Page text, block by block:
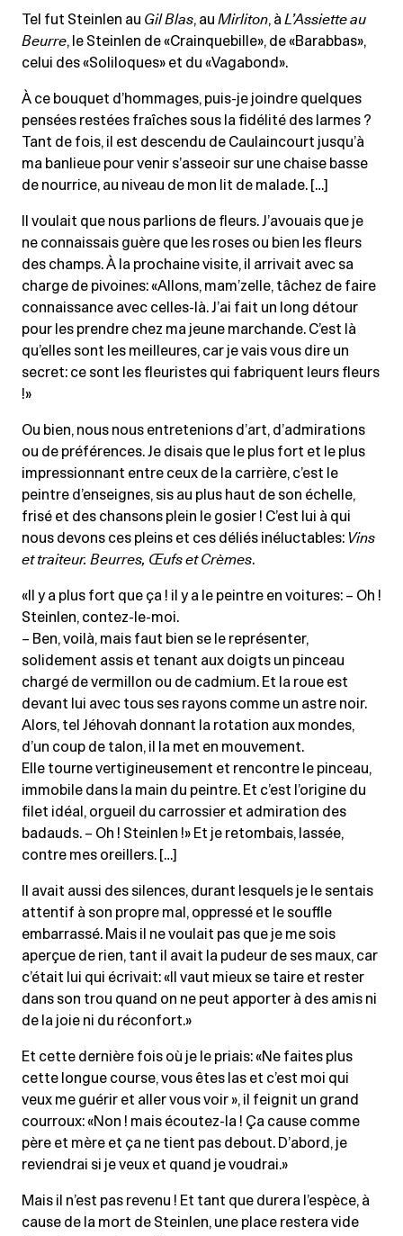
Tel fut Steinlen au Gil Blas, au Mirliton, àL’Assiette au
Beurre, le Steinlen de «Crainquebille», de «Barabbas»,
celui des «Soliloques» et du «Vagabond».
À ce bouquet d’hommages, puis-je joindre quelques
pensées restées fraîches sous la fidélité des larmes ?
Tant de fois, il est descendu de Caulaincourt jusqu’à
ma banlieue pour venir s’asseoir sur une chaise basse
de nourrice, au niveau de mon lit de malade. […]
Il voulait que nous parlions de fleurs. J’avouais que je
ne connaissais guère que les roses ou bien les fleurs
des champs. À la prochaine visite, il arrivait avec sa
charge de pivoines: «Allons, mam’zelle, tâchez de faire
connaissance avec celles-là. J’ai fait un long détour
pour les prendre chez ma jeune marchande. C’est là
qu’elles sont les meilleures, car je vais vous dire un
secret: ce sont les fleuristes qui fabriquent leurs fleurs
!»
Ou bien, nous nous entretenions d’art, d’admirations
ou de préférences. Je disais que le plus fort et le plus
impressionnant entre ceux de la carrière, c’est le
peintre d’enseignes, sis au plus haut de son échelle,
frisé et des chansons plein le gosier ! C’est lui à qui
nous devons ces pleins et ces déliés inéluctables: Vins
et traiteur. Beurres, Œufs et Crèmes.
«Il y a plus fort que ça ! il y a le peintre en voitures: – Oh !
Steinlen, contez-le-moi.
– Ben, voilà, mais faut bien se le représenter,
solidement assis et tenant aux doigts un pinceau
chargé de vermillon ou de cadmium. Et la roue est
devant lui avec tous ses rayons comme un astre noir.
Alors, tel Jéhovah donnant la rotation aux mondes,
d’un coup de talon, il la met en mouvement.
Elle tourne vertigineusement et rencontre le pinceau,
immobile dans la main du peintre. Et c’est l’origine du
filet idéal, orgueil du carrossier et admiration des
badauds. – Oh ! Steinlen !» Et je retombais, lassée,
contre mes oreillers. […]
Il avait aussi des silences, durant lesquels je le sentais
attentif à son propre mal, oppressé et le souffle
embarrassé. Mais il ne voulait pas que je me sois
aperçue de rien, tant il avait la pudeur de ses maux, car
c’était lui qui écrivait: «Il vaut mieux se taire et rester
dans son trou quand on ne peut apporter à des amis ni
de la joie ni du réconfort.»
Et cette dernière fois où je le priais: «Ne faites plus
cette longue course, vous êtes las et c’est moi qui
veux me guérir et aller vous voir », il feignit un grand
courroux: «Non ! mais écoutez-la ! Ça cause comme
père et mère et ça ne tient pas debout. D’abord, je
reviendrai si je veux et quand je voudrai.»
Mais il n’est pas revenu ! Et tant que durera l’espèce, à
cause de la mort de Steinlen, une place restera vide